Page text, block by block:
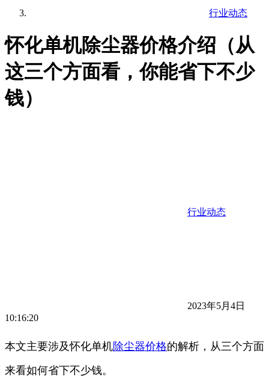
行业动态
怀化单机除尘器价格介绍（从
这三个方面看，你能省下不少
钱）
行业动态
2023年5月4日
10:16:20
本文主要涉及怀化单机除尘器价格的解析，从三个方面
来看如何省下不少钱。